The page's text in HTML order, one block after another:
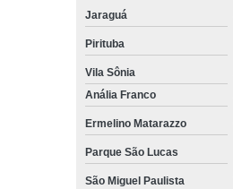
Jaraguá
Pirituba
Vila Sônia
Anália Franco
Ermelino Matarazzo
Parque São Lucas
São Miguel Paulista